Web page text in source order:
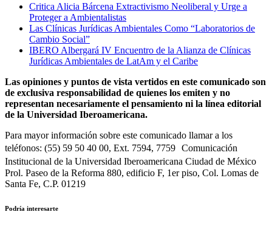
Critica Alicia Bárcena Extractivismo Neoliberal y Urge a
Proteger a Ambientalistas
Las Clínicas Jurídicas Ambientales Como “Laboratorios de
Cambio Social”
IBERO Albergará IV Encuentro de la Alianza de Clínicas
Jurídicas Ambientales de LatAm y el Caribe
Las opiniones y puntos de vista vertidos en este comunicado son
de exclusiva responsabilidad de quienes los emiten y no
representan necesariamente el pensamiento ni la línea editorial
de la Universidad Iberoamericana.
Para mayor información sobre este comunicado llamar a los
teléfonos: (55) 59 50 40 00, Ext. 7594, 7759 Comunicación
Institucional de la Universidad Iberoamericana Ciudad de México
Prol. Paseo de la Reforma 880, edificio F, 1er piso, Col. Lomas de
Santa Fe, C.P. 01219
Podría interesarte